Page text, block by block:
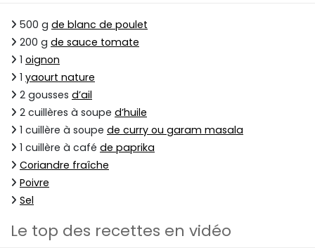
500 g de blanc de poulet
200 g de sauce tomate
1 oignon
1 yaourt nature
2 gousses d’ail
2 cuillères à soupe d’huile
1 cuillère à soupe de curry ou garam masala
1 cuillère à café de paprika
Coriandre fraîche
Poivre
Sel
Le top des recettes en vidéo